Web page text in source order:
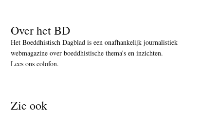
Over het BD
Het Boeddhistisch Dagblad is een onafhankelijk journalistiek
webmagazine over boeddhistische thema’s en inzichten.
Lees ons colofon.
Zie ook